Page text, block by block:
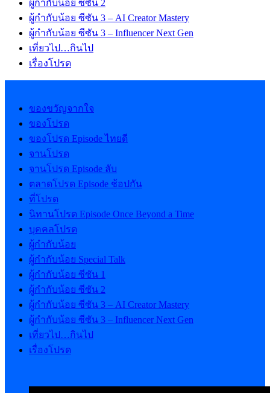
ผู้กำกับน้อย ซีซัน 2
ผู้กำกับน้อย ซีซัน 3 – AI Creator Mastery
ผู้กำกับน้อย ซีซัน 3 – Influencer Next Gen
เที่ยวไป…กินไป
เรื่องโปรด
ของขวัญจากใจ
ของโปรด
ของโปรด Episode ไทยดี
จานโปรด
จานโปรด Episode ลับ
ตลาดโปรด Episode ช้อปกัน
ที่โปรด
นิทานโปรด Episode Once Beyond a Time
บุคคลโปรด
ผู้กำกับน้อย
ผู้กำกับน้อย Special Talk
ผู้กำกับน้อย ซีซัน 1
ผู้กำกับน้อย ซีซัน 2
ผู้กำกับน้อย ซีซัน 3 – AI Creator Mastery
ผู้กำกับน้อย ซีซัน 3 – Influencer Next Gen
เที่ยวไป…กินไป
เรื่องโปรด